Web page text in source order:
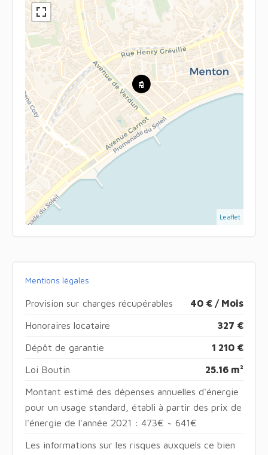
Leaflet
Mentions légales
Provision sur charges récupérables 40 € / Mois
Honoraires locataire 327 €
Dépôt de garantie 1 210 €
Loi Boutin 25.16 m²
Montant estimé des dépenses annuelles d'énergie
pour un usage standard, établi à partir des prix de
l'énergie de l'année 2021 : 473€ ~ 641€
Les informations sur les risques auxquels ce bien